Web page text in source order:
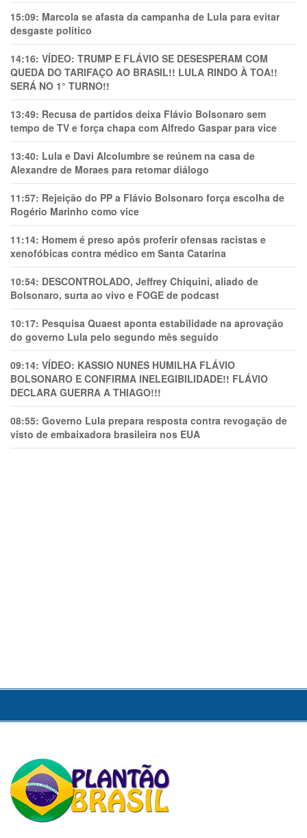
15:09: Marcola se afasta da campanha de Lula para evitar
desgaste político
14:16: VÍDEO: TRUMP E FLÁVIO SE DESESPERAM COM
QUEDA DO TARIFAÇO AO BRASIL!! LULA RINDO À TOA!!
SERÁ NO 1° TURNO!!
13:49: Recusa de partidos deixa Flávio Bolsonaro sem
tempo de TV e força chapa com Alfredo Gaspar para vice
13:40: Lula e Davi Alcolumbre se reúnem na casa de
Alexandre de Moraes para retomar diálogo
11:57: Rejeição do PP a Flávio Bolsonaro força escolha de
Rogério Marinho como vice
11:14: Homem é preso após proferir ofensas racistas e
xenofóbicas contra médico em Santa Catarina
10:54: DESCONTROLADO, Jeffrey Chiquini, aliado de
Bolsonaro, surta ao vivo e FOGE de podcast
10:17: Pesquisa Quaest aponta estabilidade na aprovação
do governo Lula pelo segundo mês seguido
09:14: VÍDEO: KASSIO NUNES HUMlLHA FLÁVIO
BOLSONARO E CONFIRMA INELEGIBILIDADE!! FLÁVIO
DECLARA GUERRA A THIAGO!!!
08:55: Governo Lula prepara resposta contra revogação de
visto de embaixadora brasileira nos EUA